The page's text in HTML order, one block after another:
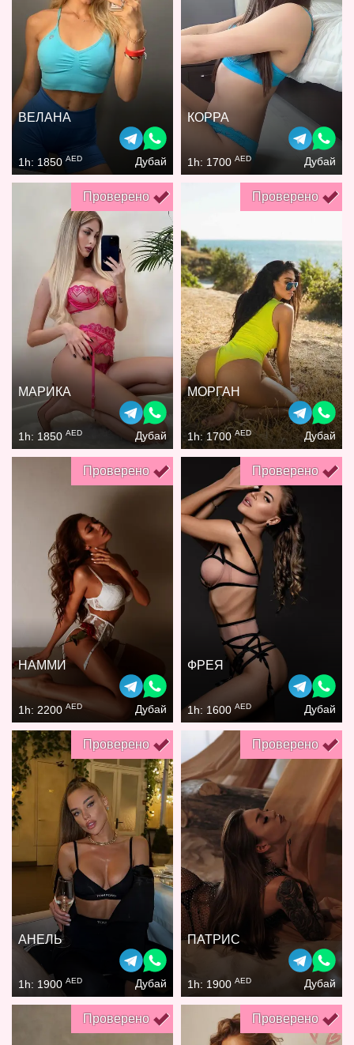
ВЕЛАНА
1h: 1850 AED Дубай
КОРРА
1h: 1700 AED Дубай
Проверено
МАРИКА
1h: 1850 AED Дубай
Проверено
МОРГАН
1h: 1700AED Дубай
Проверено
НАММИ
1h: 2200 AED Дубай
Проверено
ФРЕЯ
1h: 1600 AED Дубай
Проверено
АНЕЛЬ
1h: 1900 AED Дубай
Проверено
ПАТРИС
1h: 1900 AED Дубай
Проверено Проверено